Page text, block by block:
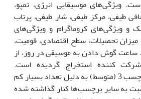
ویژگی‌های موسیقایی انرژی، تمپو،
طیفی، مرکز طیفی، شار طیفی، پرتاب
و ویژگی‌های کروماگرام و ویژگی‌های
تحصیلات، سطح اقتصادی، قومیت،
گوش دادن به موسیقی در روز، از
کننده استخراج گردیده است.
مشاهدات مربوط به برچسب 3 (متوسط) به دلیل تعداد بسیار کم
به سایر برچسب‌ها کنار گذاشته شده